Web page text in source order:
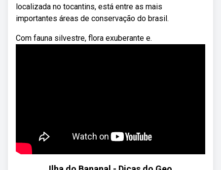
localizada no tocantins, está entre as mais
importantes áreas de conservação do brasil.
Com fauna silvestre, flora exuberante e.